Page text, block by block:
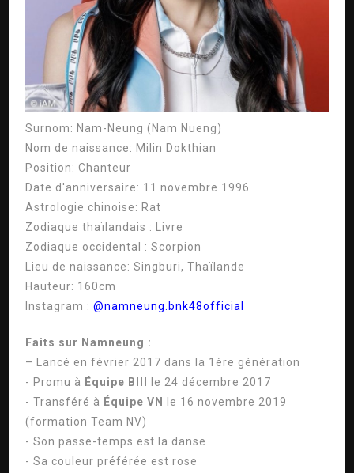
Surnom: Nam-Neung (Nam Nueng)
Nom de naissance: Milin Dokthian
Position: Chanteur
Date d'anniversaire: 11 novembre 1996
Astrologie chinoise: Rat
Zodiaque thaïlandais :
Livre
Zodiaque occidental : Scorpion
Lieu de naissance: Singburi, Thaïlande
Hauteur: 160cm
Instagram : @namneung.bnk48official
Faits sur Namneung :
– Lancé en février 2017 dans la 1ère génération
- Promu à Équipe BIII
le 24 décembre 2017
- Transféré à Équipe VN
le 16 novembre 2019
(formation Team NV)
- Son passe-temps est la danse
- Sa couleur préférée est rose